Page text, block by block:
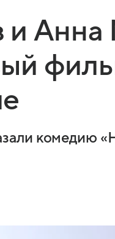
и
комедию